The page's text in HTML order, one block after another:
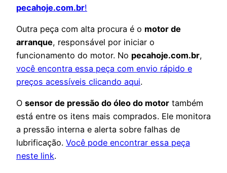
pecahoje.com.br!
Outra peça com alta procura é o motor de
arranque, responsável por iniciar o
funcionamento do motor. No pecahoje.com.br,
você encontra essa peça com envio rápido e
preços acessíveis clicando aqui.
O sensor de pressão do óleo do motor também
está entre os itens mais comprados. Ele monitora
a pressão interna e alerta sobre falhas de
lubrificação. Você pode encontrar essa peça
neste link.